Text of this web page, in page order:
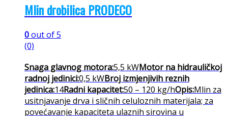
Mlin drobilica PRODECO
0out of 5
(0)
Snaga glavnog motora:5,5 kWMotor na hidrauličkoj
radnoj jedinici:0,5 kWBroj izmjenjivih reznih
jedinica:14Radni kapacitet:50 – 120 kg/hOpis:Mlin za
usitnjavanje drva i sličnih celuloznih materijala; za
povećavanje kapaciteta ulaznih sirovina u